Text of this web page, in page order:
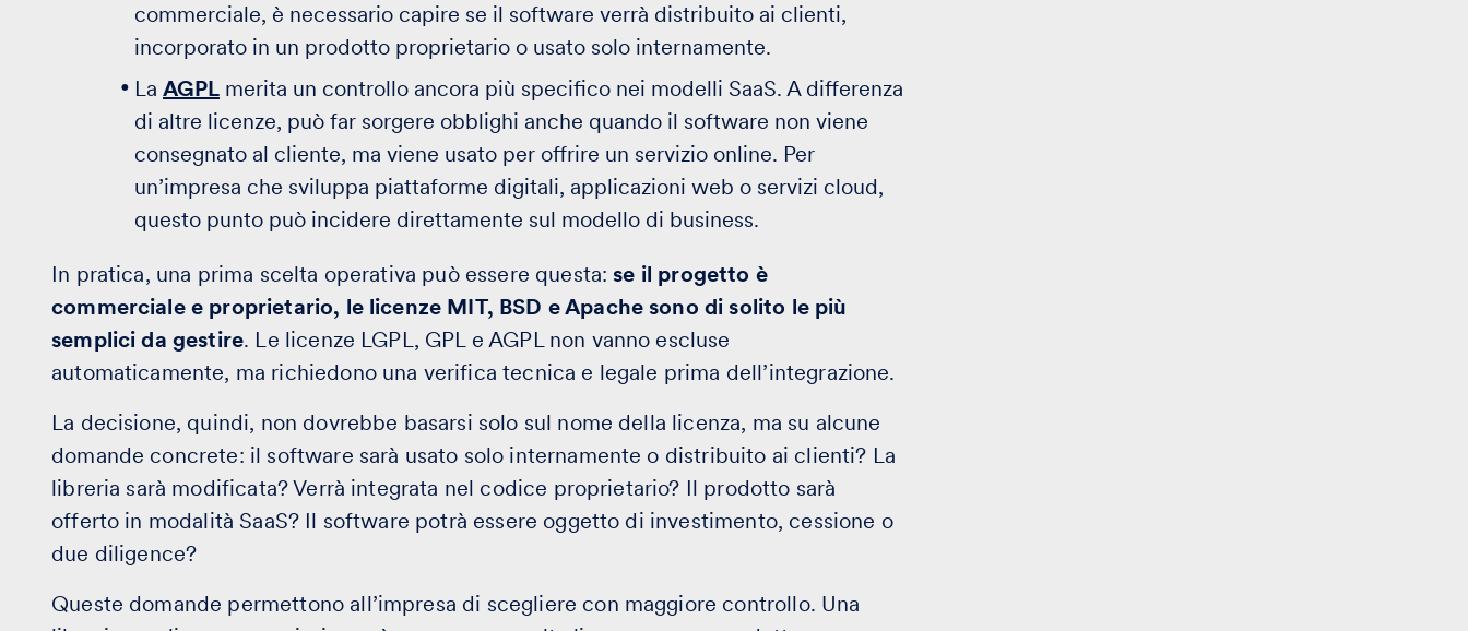
commerciale, è necessario capire se il software verrà distribuito ai clienti,
incorporato in un prodotto proprietario o usato solo internamente.
LaAGPL merita un controllo ancora più specifico nei modelli SaaS. A differenza
di altre licenze, può far sorgere obblighi anche quando il software non viene
consegnato al cliente, ma viene usato per offrire un servizio online. Per
un’impresa che sviluppa piattaforme digitali, applicazioni web o servizi cloud,
questo punto può incidere direttamente sul modello di business.
In pratica, una prima scelta operativa può essere questa:se il progetto è
commerciale e proprietario, le licenze MIT, BSD e Apache sono di solito le più
semplici da gestire. Le licenze LGPL, GPL e AGPL non vanno escluse
automaticamente, ma richiedono una verifica tecnica e legale prima dell’integrazione.
La decisione, quindi, non dovrebbe basarsi solo sul nome della licenza, ma su alcune
domande concrete: il software sarà usato solo internamente o distribuito ai clienti? La
libreria sarà modificata? Verrà integrata nel codice proprietario? Il prodotto sarà
offerto in modalità SaaS? Il software potrà essere oggetto di investimento, cessione o
due diligence?
Queste domande permettono all’impresa di scegliere con maggiore controllo. Una